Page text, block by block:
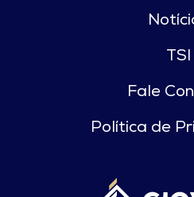
TSI
Fale
Política de